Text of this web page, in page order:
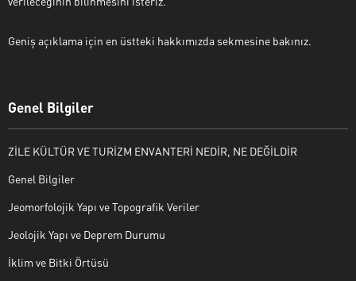
Geniş açıklama için en üstteki hakkımızda sekmesine bakınız.
Genel Bilgiler
ZİLE KÜLTÜR VE TURİZM ENVANTERİ NEDİR, NE DEĞİLDİR
Genel Bilgiler
Jeomorfolojik Yapı ve Topografik Veriler
Jeolojik Yapı ve Deprem Durumu
İklim ve Bitki Örtüsü